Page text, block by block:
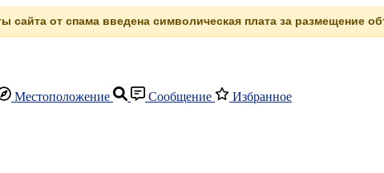
сайта от спама введена символическая плата за размещение
Местоположение Сообщение Избранное